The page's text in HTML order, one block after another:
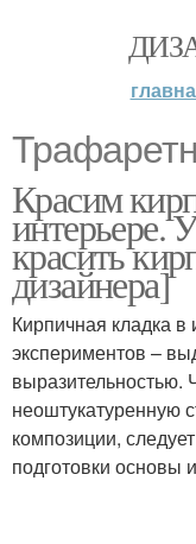
Красим
интерьере.
красить
дизайнера]
Кирпичная кладка в
экспериментов –
выразительностью.
неоштукатуренную
композиции,
подготовки основы